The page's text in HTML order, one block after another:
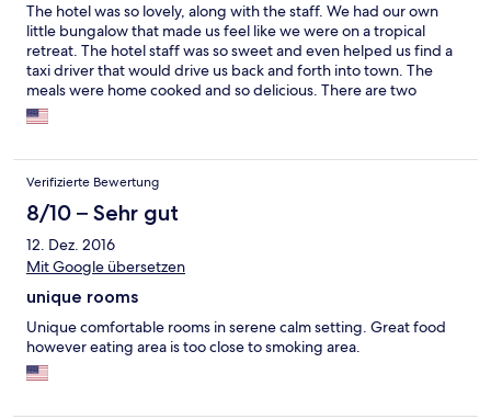
The hotel was so lovely, along with the staff. We had our own
little bungalow that made us feel like we were on a tropical
retreat. The hotel staff was so sweet and even helped us find a
taxi driver that would drive us back and forth into town. The
meals were home cooked and so delicious. There are two
secluded beaches within walking distance and they are both
breathtaking!! If you're looking for a relaxing peaceful time away
getaway as well. If you are looking for a little more action,
though, you might want to stay closer into town as there are
more activities there.
Verifizierte Bewertung
8/10 – Sehr gut
12. Dez. 2016
Mit Google übersetzen
unique rooms
Unique comfortable rooms in serene calm setting. Great food
however eating area is too close to smoking area.